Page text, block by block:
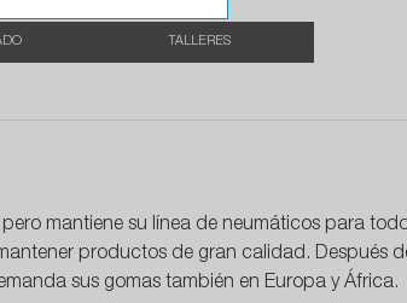
TALLERES
mantiene su línea de neumáticos para
productos de gran calidad. Después
sus gomas también en Europa y África.